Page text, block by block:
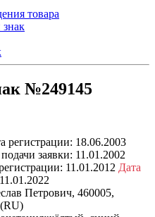
товара
№249145
регистрации: 18.06.2003
заявки: 11.01.2002
11.01.2012 Дата
11.01.2022
Петрович, 460005,